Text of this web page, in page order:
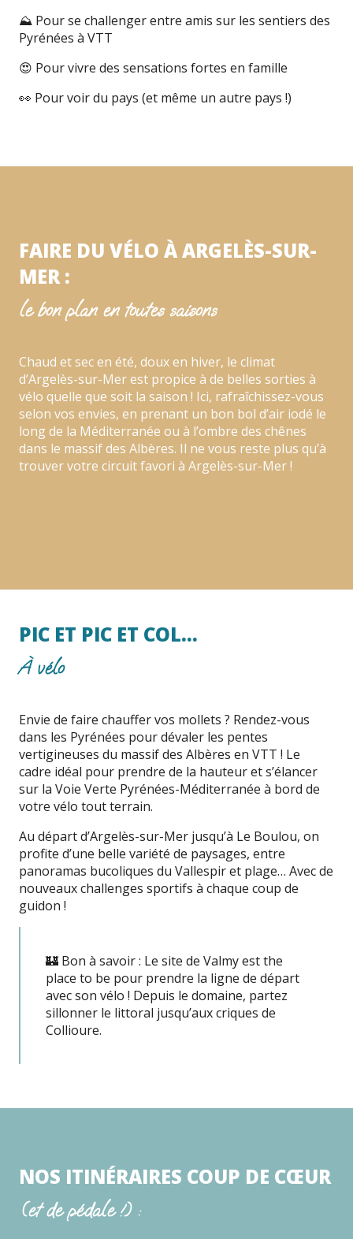
⛰ Pour se challenger entre amis sur les sentiers des
Pyrénées à VTT
😍 Pour vivre des sensations fortes en famille
👀 Pour voir du pays (et même un autre pays !)
FAIRE DU VÉLO À ARGELÈS-SUR-
MER :
le bon plan en toutes saisons
Chaud et sec en été, doux en hiver, le climat
d’Argelès-sur-Mer est propice à de belles sorties à
vélo quelle que soit la saison ! Ici, rafraîchissez-vous
selon vos envies, en prenant un bon bol d’air iodé le
long de la Méditerranée ou à l’ombre des chênes
dans le massif des Albères. Il ne vous reste plus qu’à
trouver votre circuit favori à Argelès-sur-Mer !
PIC ET PIC ET COL…
À vélo
Envie de faire chauffer vos mollets ? Rendez-vous
dans les Pyrénées pour dévaler les pentes
vertigineuses du massif des Albères en VTT ! Le
cadre idéal pour prendre de la hauteur et s’élancer
sur la Voie Verte Pyrénées-Méditerranée à bord de
votre vélo tout terrain.
Au départ d’Argelès-sur-Mer jusqu’à Le Boulou, on
profite d’une belle variété de paysages, entre
panoramas bucoliques du Vallespir et plage… Avec de
nouveaux challenges sportifs à chaque coup de
guidon !
🏰 Bon à savoir : Le site de Valmy est the
place to be pour prendre la ligne de départ
avec son vélo ! Depuis le domaine, partez
sillonner le littoral jusqu’aux criques de
Collioure.
NOS ITINÉRAIRES COUP DE CŒUR
(et de pédale !) :